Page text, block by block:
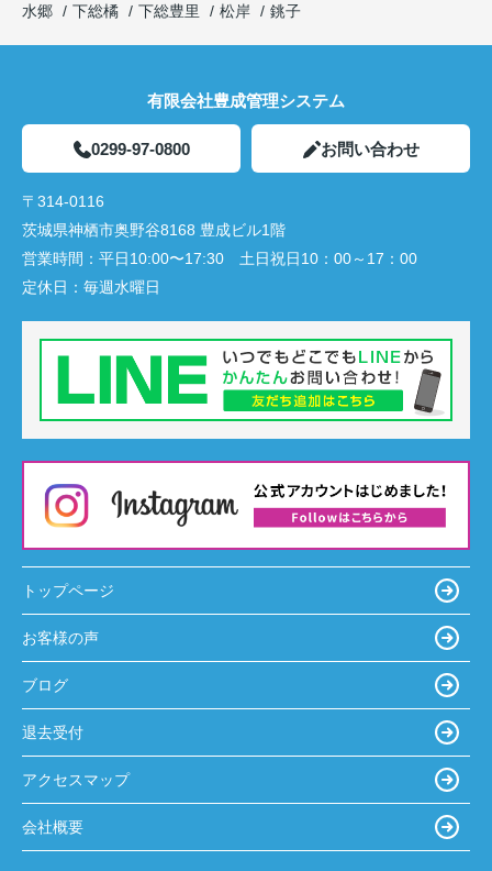
水郷
下総橘 下総豊里 松岸 銚子
有限会社豊成管理システム
0299-97-0800 お問い合わせ
〒314-0116
茨城県神栖市奥野谷8168 豊成ビル1階
営業時間： 平日10:00〜17:30 土日祝日10：00～17：00
定休日： 毎週水曜日
トップページ
お客様の声
ブログ
退去受付
アクセスマップ
会社概要